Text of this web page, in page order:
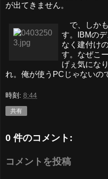
が出てきません。
で、しかも
す。IBMの
なく建付け
す。なぜこ
げぇ気にな
れ。俺が使うPCじゃないの
時刻: 8:44
共有
0 件のコメント:
コメントを投稿